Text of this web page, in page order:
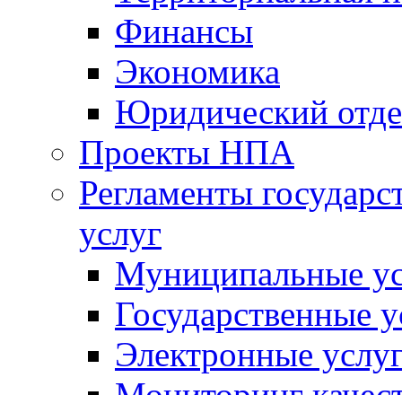
Финансы
Экономика
Юридический
Проекты НПА
Регламенты
услуг
Муниципальные
Государственные
Электронные